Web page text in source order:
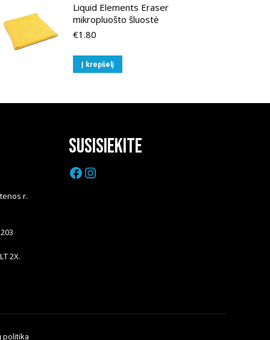
Liquid Elements Eraser
mikropluošto šluostė
€1.80
Į krepšelį
r.
2X.
Susisiekite
Facebook
Instagram
politika